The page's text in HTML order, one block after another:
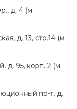
д. 4 (м.
д. 13, стр.14 (м.
д. 95, корп. 2 (м.
пр-т, д.